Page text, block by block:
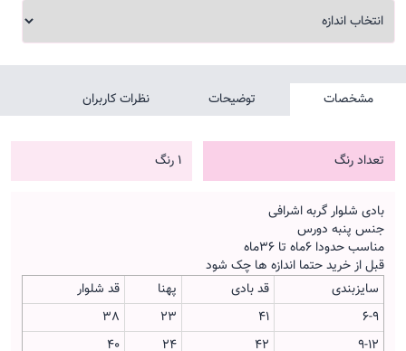
مشخصات توضیحات نظرات کاربران
تعداد رنگ 1 رنگ
بادی شلوار گربه اشرافی
جنس پنبه دورس
مناسب حدودا 6ماه تا 36ماه
قبل از خرید حتما اندازه ها چک شود
سایزبندی
قد بادی پهنا
قد شلوار
6-9
41
23
38
9-12
42
24
40